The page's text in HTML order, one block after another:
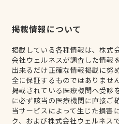
掲載情報について
掲載している各種情報は、株式
会社ウェルネスが調査した情報
出来るだけ正確な情報掲載に努
全に保証するものではありません
掲載されている医療機関へ受診
に必ず該当の医療機関に直接ご
当サービスによって生じた損害
ク、および株式会社ウェルネス